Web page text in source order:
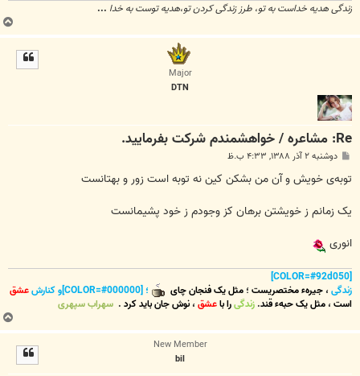
زندگی هدیه خداست به تو، طرز زندگی کردن تو،هدیه توست به خدا ...
ب
ا
Major
DTN
Re: مشاعره / خواهشمندم شرکت بفرماييد.
پ
ت
دوشنبه ۲ آذر ۱۳۸۸, ۴:۳۳ ب.ظ
توبه‌ی خویش و آن من بشکن کین نه توبه است زور و بهتانست
یک زمانم ز خویشتن برهان کز وجودم ز خود پشیمانست
انوری
زندگی،جیرهء مختصریست؛مثل یک فنجان چای ؛ [COLOR=#000000]و کنارش
عشق
است،مثل یک حبهء قند. زندگیرا باعشق،نوش جانباید کرد. سهراب سپهری
ب
ا
New Member
bil